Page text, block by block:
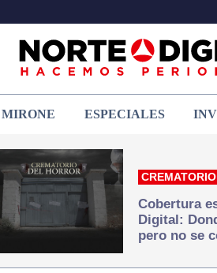
de
Juárez
que
hacemos periodismo
ESPECIALES
Cobertura
Digital:
pero no se